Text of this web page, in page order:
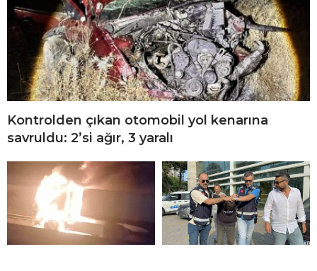
Kontrolden çıkan otomobil yol kenarına
savruldu: 2’si ağır, 3 yaralı